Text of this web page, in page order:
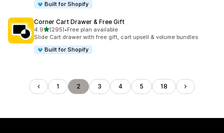
Built for Shopify
Corner Cart Drawer & Free Gift
4.9별 5개 중
(295)
총 리뷰 295개
•Free plan available
Slide Cart drawer with free gift, cart upsell & volume bundles
Built for Shopify
1 2 3 4 5 18